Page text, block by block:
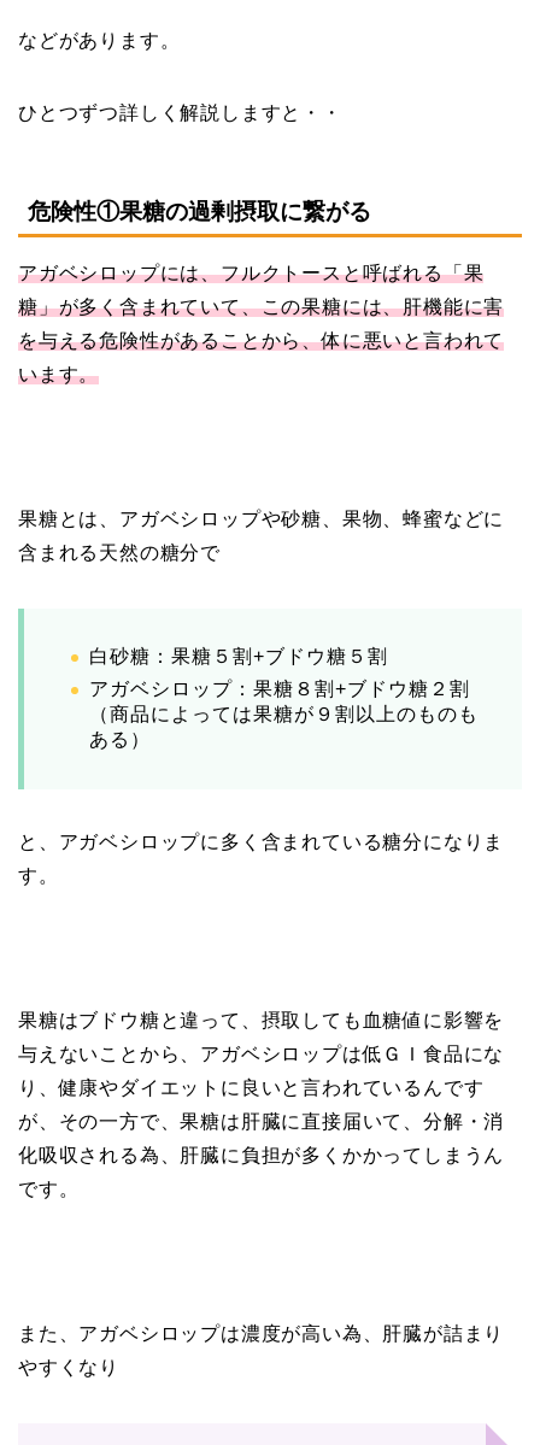
などがあります。
ひとつずつ詳しく解説しますと・・
危険性①果糖の過剰摂取に繋がる
アガベシロップには、フルクトースと呼ばれる「果
糖」が多く含まれていて、この果糖には、肝機能に害
を与える危険性があることから、体に悪いと言われて
います。
果糖とは、アガベシロップや砂糖、果物、蜂蜜などに
含まれる天然の糖分で
白砂糖：果糖５割+ブドウ糖５割
アガベシロップ：果糖８割+ブドウ糖２割
（商品によっては果糖が９割以上のものも
ある）
と、アガベシロップに多く含まれている糖分になりま
す。
果糖はブドウ糖と違って、摂取しても血糖値に影響を
与えないことから、アガベシロップは低ＧＩ食品にな
り、健康やダイエットに良いと言われているんです
が、その一方で、果糖は肝臓に直接届いて、分解・消
化吸収される為、肝臓に負担が多くかかってしまうん
です。
また、アガベシロップは濃度が高い為、肝臓が詰まり
やすくなり